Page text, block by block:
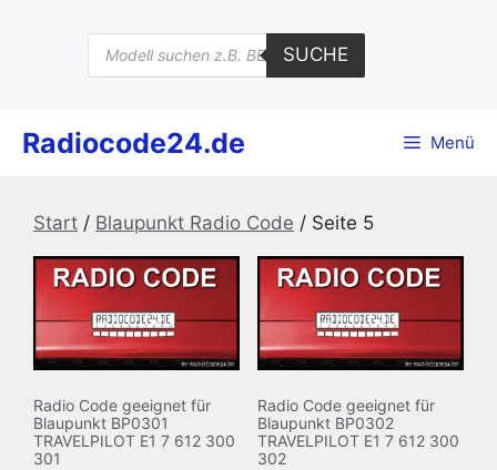
Products
search
SUCHE
Radiocode24.de Menü
Start / Blaupunkt Radio Code / Seite 5
Radio Code geeignet für
Blaupunkt BP0301
TRAVELPILOT E1 7 612 300
301
Radio Code geeignet für
Blaupunkt BP0302
TRAVELPILOT E1 7 612 300
302